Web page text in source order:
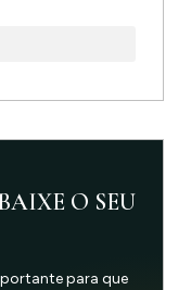
O SEU
para que